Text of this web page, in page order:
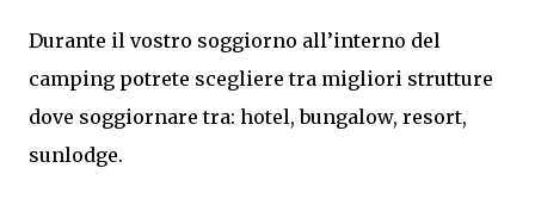
Durante il vostro soggiorno all’interno del
camping potrete scegliere tra migliori strutture
dove soggiornare tra: hotel, bungalow, resort,
sunlodge.